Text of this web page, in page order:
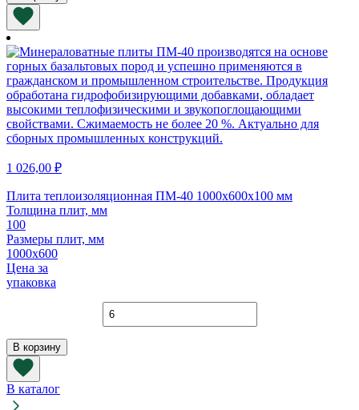
1 026,00 ₽
Плита теплоизоляционная ПМ-40 1000х600х100 мм
Толщина плит, мм
100
Размеры плит, мм
1000х600
Цена за
упаковка
Количество
товара
В корзину
В каталог